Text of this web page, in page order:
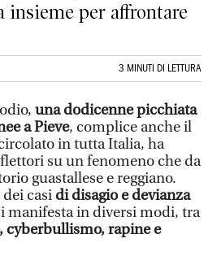
insieme per affrontare
3 MINUTI DI LETTURA
una dodicenne picchiata
a Pieve, complice anche il
in tutta Italia, ha
su un fenomeno che da
guastallese e reggiano.
casi di disagio e devianza
manifesta in diversi modi, tra
cyberbullismo, rapine e